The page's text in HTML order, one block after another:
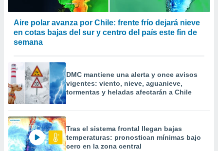
Aire polar avanza por Chile: frente frío dejará nieve
en cotas bajas del sur y centro del país este fin de
semana
DMC mantiene una alerta y once avisos
vigentes: viento, nieve, aguanieve,
tormentas y heladas afectarán a Chile
Tras el sistema frontal llegan bajas
temperaturas: pronostican mínimas bajo
cero en la zona central